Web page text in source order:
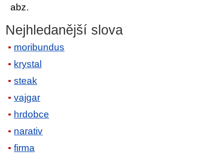
abz.
Nejhledanější slova
moribundus
krystal
steak
vajgar
hrdobce
narativ
firma